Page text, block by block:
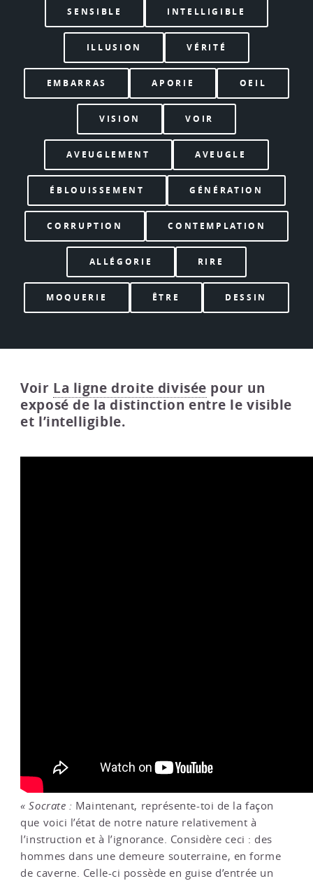
SENSIBLE INTELLIGIBLE
ILLUSION VÉRITÉ
EMBARRAS APORIE OEIL
VISION VOIR
AVEUGLEMENT AVEUGLE
ÉBLOUISSEMENT GÉNÉRATION
CORRUPTION CONTEMPLATION
ALLÉGORIE RIRE
MOQUERIE ÊTRE DESSIN
Voir La ligne droite divisée pour un
exposé de la distinction entre le visible
et l’intelligible.
« Socrate : Maintenant, représente-toi de la façon
que voici l’état de notre nature relativement à
l’instruction et à l’ignorance. Considère ceci : des
hommes dans une demeure souterraine, en forme
de caverne. Celle-ci possède en guise d’entrée un